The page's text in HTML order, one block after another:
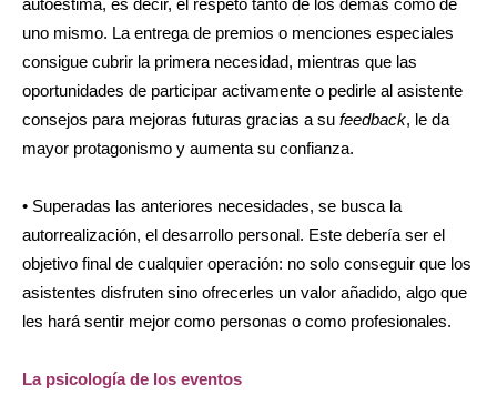
uno mismo. La entrega de premios o menciones especiales
consigue cubrir la primera necesidad, mientras que las
oportunidades de participar activamente o pedirle al asistente
consejos para mejoras futuras gracias a su feedback, le da
mayor protagonismo y aumenta su confianza.
• Superadas las anteriores necesidades, se busca la
autorrealización, el desarrollo personal. Este debería ser el
objetivo final de cualquier operación: no solo conseguir que los
asistentes disfruten sino ofrecerles un valor añadido, algo que
les hará sentir mejor como personas o como profesionales.
La psicología de los eventos